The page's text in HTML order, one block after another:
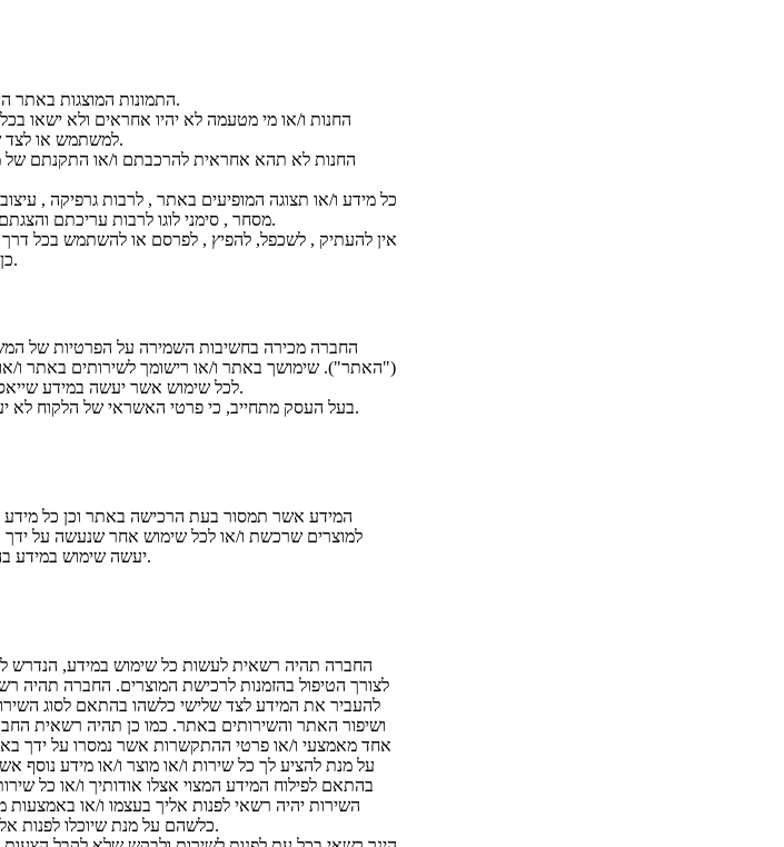
התמונות המוצגות באתר הן להמחשה בלבד , ואינן מחייבות את החנות.
החנות ו/או מי מטעמה לא יהיו אחראים ולא ישאו
למשתמש או לצד שלישי , כתוצאה משימוש באמצעות האתר.
החנות לא תהא אחראית להרכבתם ו/או התקנתם של
מסחר , סימני לוגו לרבות עריכתם והצגתם באתר,הנם בבעלותם הבלעדית של החנות.
אין להעתיק , לשכפל, להפיץ , לפרסם או להשתמש בכל
כן ניתנה הסכמה בכתב ומראש מטעם החנות.
החברה מכירה בחשיבות השמירה על הפרטיות של
("האתר"). שימושך באתר ו/או רישומך לשירותים באתר ו/
לכל שימוש אשר יעשה במידע שייאסף אודותיך כמפורט בתנאי מדיניות הפרטיות להלן.
בעל העסק מתחייב, כי פרטי האשראי של הלקוח לא יעברו לצד ג׳, למעט מסוף הסליקה וחברת האשראי.
המידע אשר תמסור בעת הרכישה באתר וכן כל מידע
למוצרים שרכשת ו/או לכל שימוש אחר שנעשה על
יעשה שימוש במידע בהתאם להוראות הדין ובהתאם למדיניות פרטיות זו.
החברה תהיה רשאית לעשות כל שימוש במידע, הנדרש
לצורך הטיפול בהזמנות לרכישת המוצרים. החברה תהיה
להעביר את המידע לצד שלישי כלשהו בהתאם לסוג
ושיפור האתר והשירותים באתר. כמו כן תהיה רשאית
אחד מאמצעי ו/או פרטי ההתקשרות אשר נמסרו על ידך
על מנת להציע לך כל שירות ו/או מוצר ו/או מידע נוסף
בהתאם לפילוח המידע המצוי אצלו אודותיך ו/או כל
השירות יהיה רשאי לפנות אליך בעצמו ו/או
כלשהם על מנת שיוכלו לפנות אליך ולהציע לך שירותים ו/או מוצרים נוספים כאמור.